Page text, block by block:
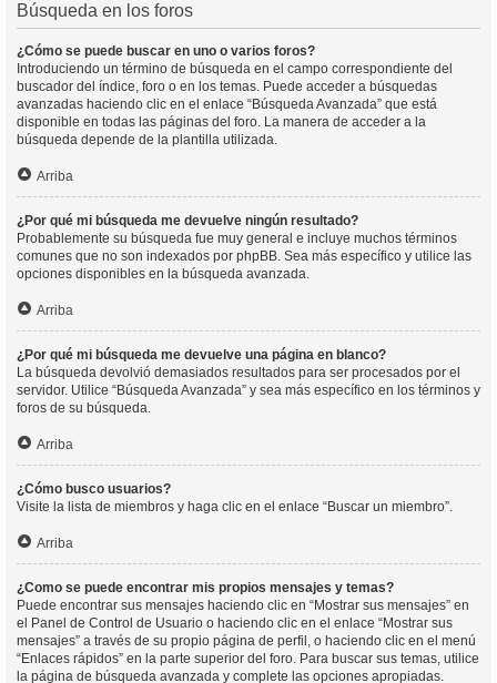
Búsqueda en los foros
¿Cómo se puede buscar en uno o varios foros?
Introduciendo un término de búsqueda en el campo correspondiente del
buscador del índice, foro o en los temas. Puede acceder a búsquedas
avanzadas haciendo clic en el enlace “Búsqueda Avanzada” que está
disponible en todas las páginas del foro. La manera de acceder a la
búsqueda depende de la plantilla utilizada.
Arriba
¿Por qué mi búsqueda me devuelve ningún resultado?
Probablemente su búsqueda fue muy general e incluye muchos términos
comunes que no son indexados por phpBB. Sea más específico y utilice las
opciones disponibles en la búsqueda avanzada.
Arriba
¿Por qué mi búsqueda me devuelve una página en blanco?
La búsqueda devolvió demasiados resultados para ser procesados por el
servidor. Utilice “Búsqueda Avanzada” y sea más específico en los términos y
foros de su búsqueda.
Arriba
¿Cómo busco usuarios?
Visite la lista de miembros y haga clic en el enlace “Buscar un miembro”.
Arriba
¿Como se puede encontrar mis propios mensajes y temas?
Puede encontrar sus mensajes haciendo clic en “Mostrar sus mensajes” en
el Panel de Control de Usuario o haciendo clic en el enlace “Mostrar sus
mensajes” a través de su propio página de perfil, o haciendo clic en el menú
“Enlaces rápidos” en la parte superior del foro. Para buscar sus temas, utilice
la página de búsqueda avanzada y complete las opciones apropiadas.